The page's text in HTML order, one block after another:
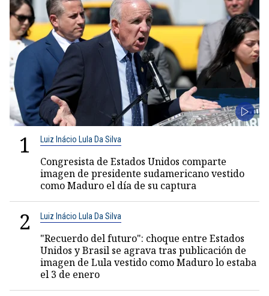
1 Luiz Inácio Lula Da Silva
Congresista de Estados Unidos comparte
imagen de presidente sudamericano vestido
como Maduro el día de su captura
2 Luiz Inácio Lula Da Silva
"Recuerdo del futuro": choque entre Estados
Unidos y Brasil se agrava tras publicación de
imagen de Lula vestido como Maduro lo estaba
el 3 de enero